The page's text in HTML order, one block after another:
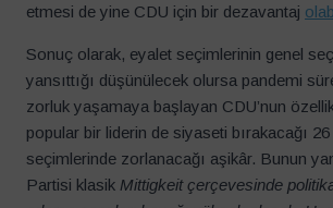
etmesi de yine CDU için bir dezavantaj
Sonuç olarak, eyalet seçimlerinin genel
yansıttığı düşünülecek olursa pandemi
zorluk yaşamaya başlayan CDU’nun
popular bir liderin de siyaseti bırakacağı
seçimlerinde zorlanacağı aşikâr. Bunun
Partisi klasik Mittigkeit çerçevesinde